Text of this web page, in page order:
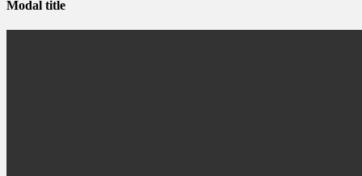
Modal title